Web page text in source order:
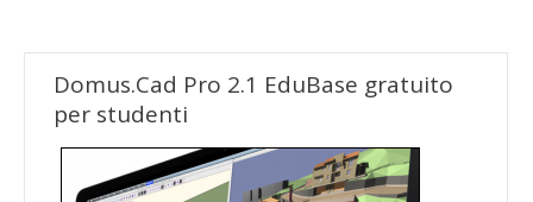
Domus.Cad Pro 2.1 EduBase gratuito
per studenti